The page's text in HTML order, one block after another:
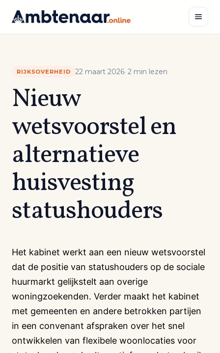
inhoud
RIJKSOVERHEID 22 maart 2026· 2 min lezen
Nieuw
wetsvoorstel en
alternatieve
huisvesting
statushouders
Het kabinet werkt aan een nieuw wetsvoorstel
dat de positie van statushouders op de sociale
huurmarkt gelijkstelt aan overige
woningzoekenden. Verder maakt het kabinet
met gemeenten en andere betrokken partijen
in een convenant afspraken over het snel
ontwikkelen van flexibele woonlocaties voor